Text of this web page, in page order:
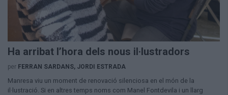
Ha arribat l’hora dels nous il·lustradors
per FERRAN SARDANS, JORDI ESTRADA
Manresa viu un moment de renovació silenciosa en el món de la
il·lustració. Si en altres temps noms com Manel Fontdevila i un llarg